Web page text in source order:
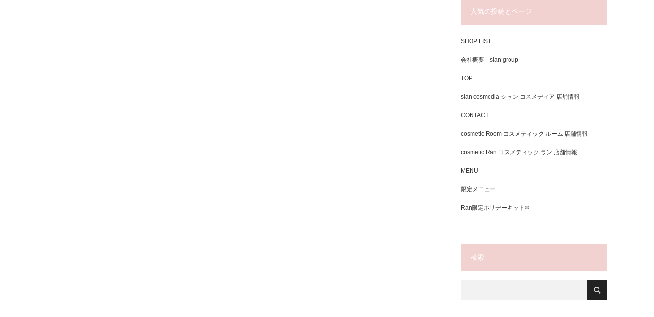
人気の投稿とページ
SHOP LIST
会社概要 sian group
TOP
sian cosmedia シャン コスメディア 店舗情報
CONTACT
cosmetic Room コスメティック ルーム 店舗情報
cosmetic Ran コスメティック ラン 店舗情報
MENU
限定メニュー
Ran限定ホリデーキット❄
検索